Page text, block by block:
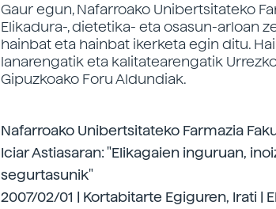
Gaur egun, Nafarroako Unibertsitateko
Elikadura-, dietetika- eta osasun-arloan
hainbat eta hainbat ikerketa egin ditu.
lanarengatik eta kalitatearengatik
Gipuzkoako Foru Aldundiak.
Nafarroako Unibertsitateko Farmazia
Iciar Astiasaran: "Elikagaien inguruan,
segurtasunik"
2007/02/01 | Kortabitarte Egiguren, Irati |